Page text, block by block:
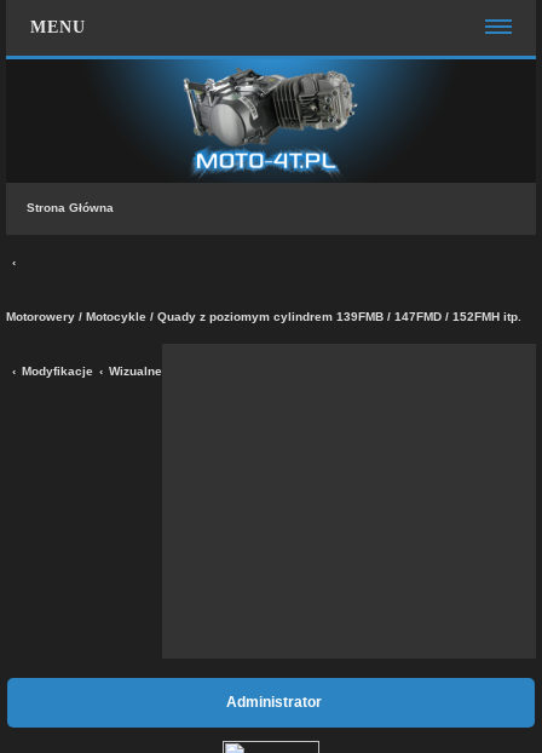
MENU
Zespół administracyjny
FAQ
Strona Główna
Motorowery / Motocykle / Quady z poziomym cylindrem 139FMB / 147FMD / 152FMH itp.
Modyfikacje Wizualne
Administrator